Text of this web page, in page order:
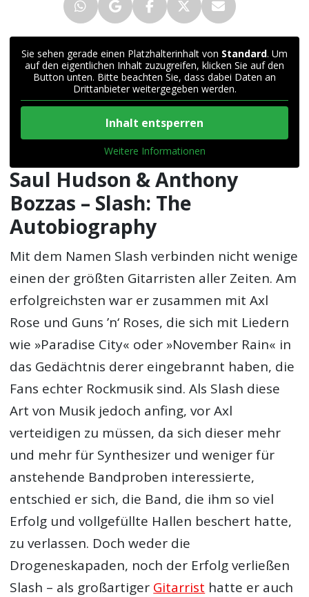
Sie sehen gerade einen Platzhalterinhalt von Standard. Um
auf den eigentlichen Inhalt zuzugreifen, klicken Sie auf den
Button unten. Bitte beachten Sie, dass dabei Daten an
Drittanbieter weitergegeben werden.
Inhalt entsperren
Weitere Informationen
Saul Hudson & Anthony
Bozzas – Slash: The
Autobiography
Mit dem Namen Slash verbinden nicht wenige
einen der größten Gitarristen aller Zeiten. Am
erfolgreichsten war er zusammen mit Axl
Rose und Guns ’n‘ Roses, die sich mit Liedern
wie »Paradise City« oder »November Rain« in
das Gedächtnis derer eingebrannt haben, die
Fans echter Rockmusik sind. Als Slash diese
Art von Musik jedoch anfing, vor Axl
verteidigen zu müssen, da sich dieser mehr
und mehr für Synthesizer und weniger für
anstehende Bandproben interessierte,
entschied er sich, die Band, die ihm so viel
Erfolg und vollgefüllte Hallen beschert hatte,
zu verlassen. Doch weder die
Drogeneskapaden, noch der Erfolg verließen
Slash – als großartiger Gitarrist hatte er auch